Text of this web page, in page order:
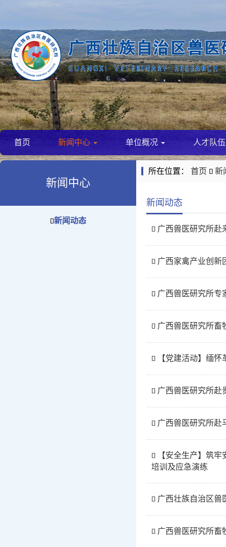
首页 新闻中心 单位概况 人才队
新闻中心
新闻动态
所在位置： 首页  新
新闻动态
 广西兽医研究所赴
 广西家禽产业创新
 广西兽医研究所专
 广西兽医研究所畜
 【党建活动】缅怀
 广西兽医研究所赴
 广西兽医研究所赴

【安全生产】筑
培训及应急演练
 广西壮族自治区兽
 广西兽医研究所畜